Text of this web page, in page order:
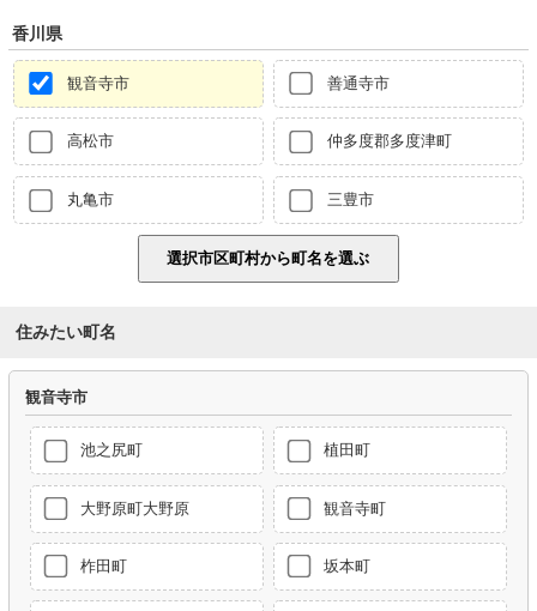
香川県
観音寺市 善通寺市
高松市 仲多度郡多度津町
丸亀市 三豊市
住みたい町名
観音寺市
池之尻町 植田町
大野原町大野原 観音寺町
柞田町 坂本町